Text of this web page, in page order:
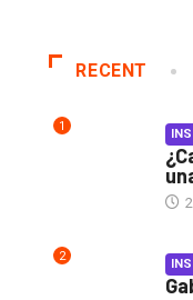
RECENT
1
2